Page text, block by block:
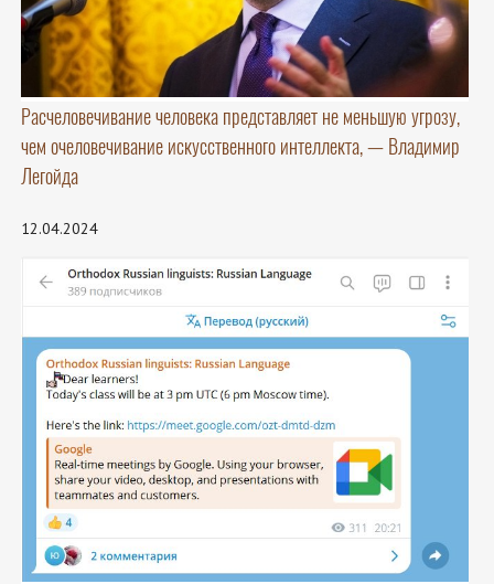
Расчеловечивание человека представляет не меньшую угрозу,
чем очеловечивание искусственного интеллекта, — Владимир
Легойда
12.04.2024